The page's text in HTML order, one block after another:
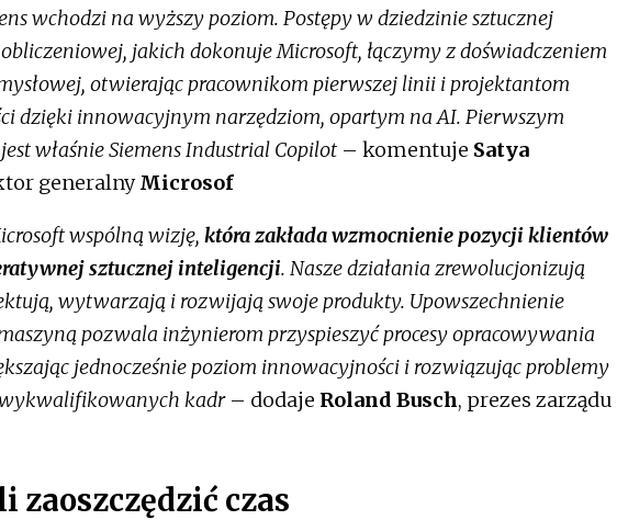
wchodzi na wyższy poziom. Postępy w dziedzinie sztucznej
jakich dokonuje Microsoft, łączymy z doświadczeniem
otwierając pracownikom pierwszej linii i projektantom
dzięki innowacyjnym narzędziom, opartym na AI. Pierwszym
właśnie Siemens Industrial Copilot – komentuje Satya
generalnyMicrosof
wspólną wizję, która zakłada wzmocnienie pozycji klientów
sztucznej inteligencji. Nasze działania zrewolucjonizują
wytwarzają i rozwijają swoje produkty. Upowszechnienie
pozwala inżynierom przyspieszyć procesy opracowywania
jednocześnie poziom innowacyjności i rozwiązując problemy
kadr– dodaje Roland Busch, prezes zarządu
zaoszczędzić czas